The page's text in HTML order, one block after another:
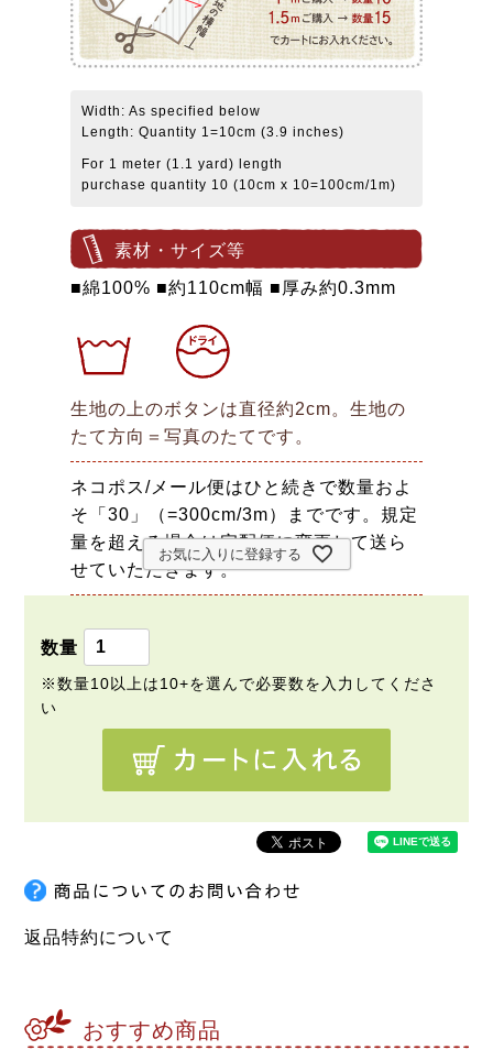
Width: As specified below
Length: Quantity 1=10cm (3.9 inches)
For 1 meter (1.1 yard) length
purchase quantity 10 (10cm x 10=100cm/1m)
素材・サイズ等
■綿100% ■約110cm幅 ■厚み約0.3mm
生地の上のボタンは直径約2cm。生地の
たて方向＝写真のたてです。
ネコポス/メール便はひと続きで数量およ
そ「30」（=300cm/3m）までです。規定
量を超える場合は宅配便に変更して送ら
せていただきます。
お気に入りに登録する
返品特約について
おすすめ商品